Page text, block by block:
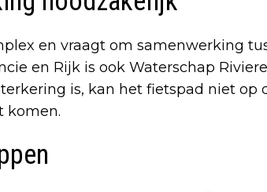
en vraagt om samenwerking
en Rijk is ook Waterschap
is, kan het fietspad niet
komen.